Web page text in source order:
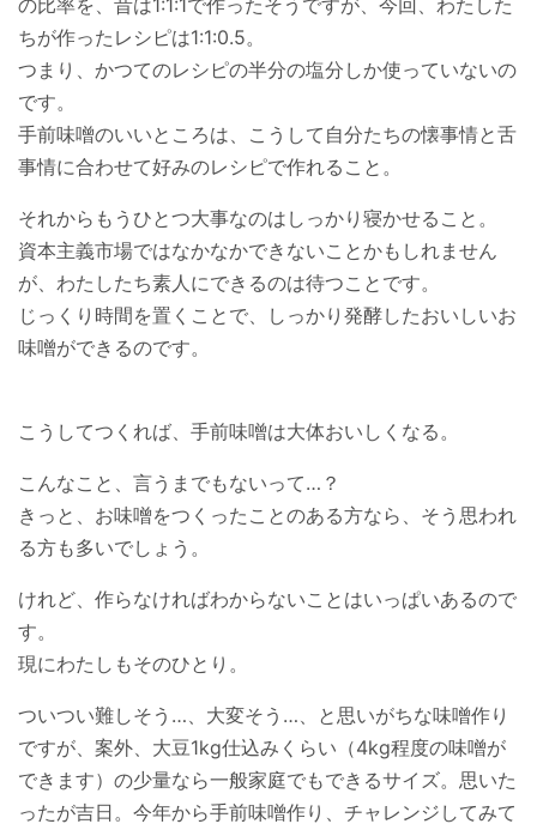
ちが作ったレシピは1:1:0.5。
つまり、かつてのレシピの半分の塩分しか使っていないの
です。
手前味噌のいいところは、こうして自分たちの懐事情と舌
事情に合わせて好みのレシピで作れること。
それからもうひとつ大事なのはしっかり寝かせること。
資本主義市場ではなかなかできないことかもしれません
が、わたしたち素人にできるのは待つことです。
じっくり時間を置くことで、しっかり発酵したおいしいお
味噌ができるのです。
こうしてつくれば、手前味噌は大体おいしくなる。
こんなこと、言うまでもないって…？
きっと、お味噌をつくったことのある方なら、そう思われ
る方も多いでしょう。
けれど、作らなければわからないことはいっぱいあるので
す。
現にわたしもそのひとり。
ついつい難しそう…、大変そう…、と思いがちな味噌作り
ですが、案外、大豆1kg仕込みくらい（4kg程度の味噌が
できます）の少量なら一般家庭でもできるサイズ。思いた
ったが吉日。今年から手前味噌作り、チャレンジしてみて